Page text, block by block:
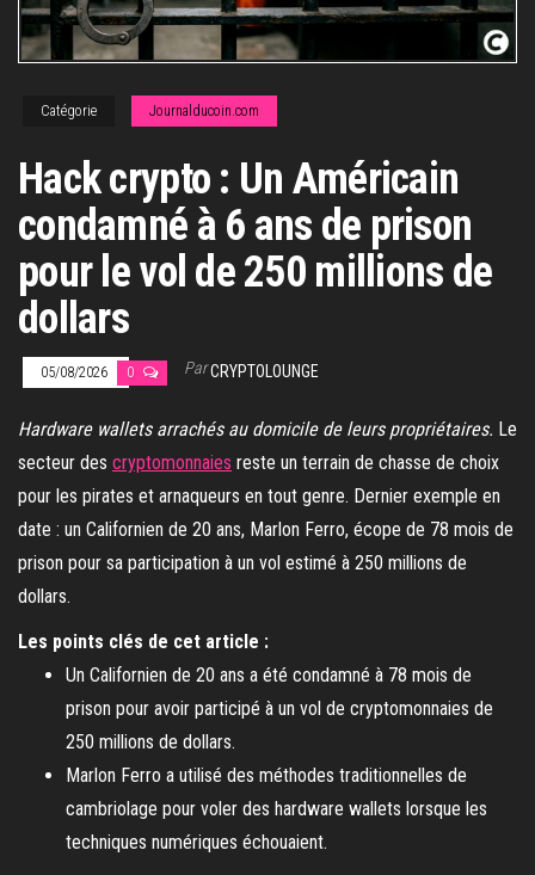
Catégorie Journalducoin.com
Hack crypto : Un Américain
condamné à 6 ans de prison
pour le vol de 250 millions de
dollars
05/08/2026 0 ParCRYPTOLOUNGE
Hardware wallets arrachés au domicile de leurs propriétaires. Le
secteur des cryptomonnaies reste un terrain de chasse de choix
pour les pirates et arnaqueurs en tout genre. Dernier exemple en
date : un Californien de 20 ans, Marlon Ferro, écope de 78 mois de
prison pour sa participation à un vol estimé à 250 millions de
dollars.
Les points clés de cet article :
Un Californien de 20 ans a été condamné à 78 mois de
prison pour avoir participé à un vol de cryptomonnaies de
250 millions de dollars.
Marlon Ferro a utilisé des méthodes traditionnelles de
cambriolage pour voler des hardware wallets lorsque les
techniques numériques échouaient.